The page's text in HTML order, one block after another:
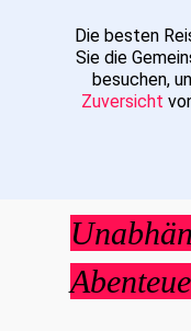
Die besten
Sie die
besuchen,
Zuversicht